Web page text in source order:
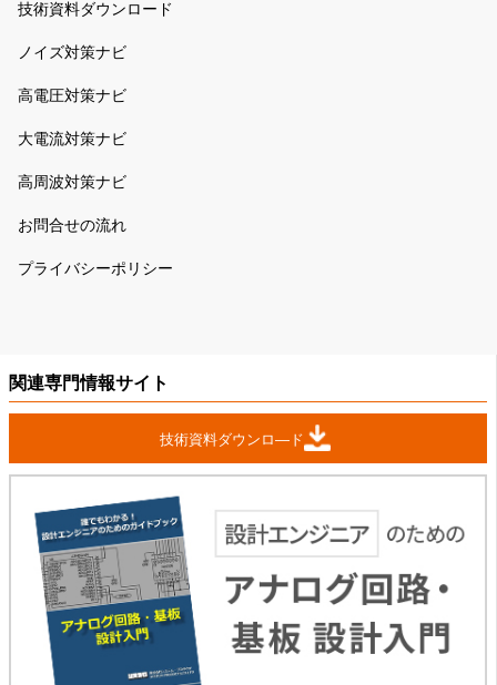
技術資料ダウンロード
ノイズ対策ナビ
高電圧対策ナビ
大電流対策ナビ
高周波対策ナビ
お問合せの流れ
プライバシーポリシー
関連専門情報サイト
技術資料ダウンロ―ド